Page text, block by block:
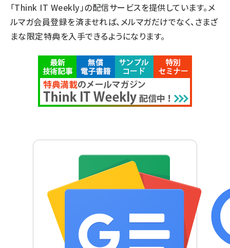
「Think IT Weekly」の配信サービスを提供しています。メ
ルマガ会員登録を済ませれば、メルマガだけでなく、さまざ
まな限定特典を入手できるようになります。